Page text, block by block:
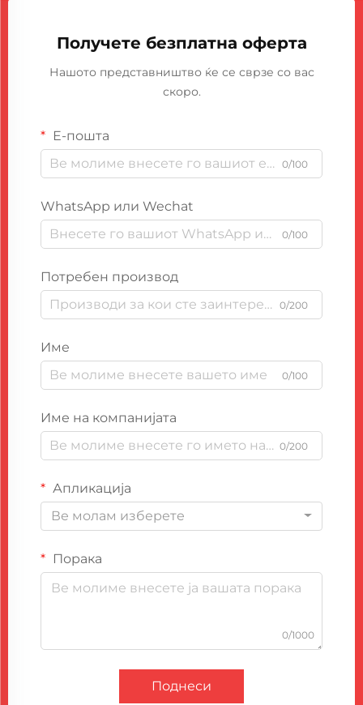
Получете безплатна оферта
Нашото представништво ќе се сврзе со вас
скоро.
Е-пошта
0/100
WhatsApp или Wechat
0/100
Потребен производ
0/200
Име
0/100
Име на компанијата
0/200
Апликација
Ве молам изберете
Порака
0/1000
Поднеси